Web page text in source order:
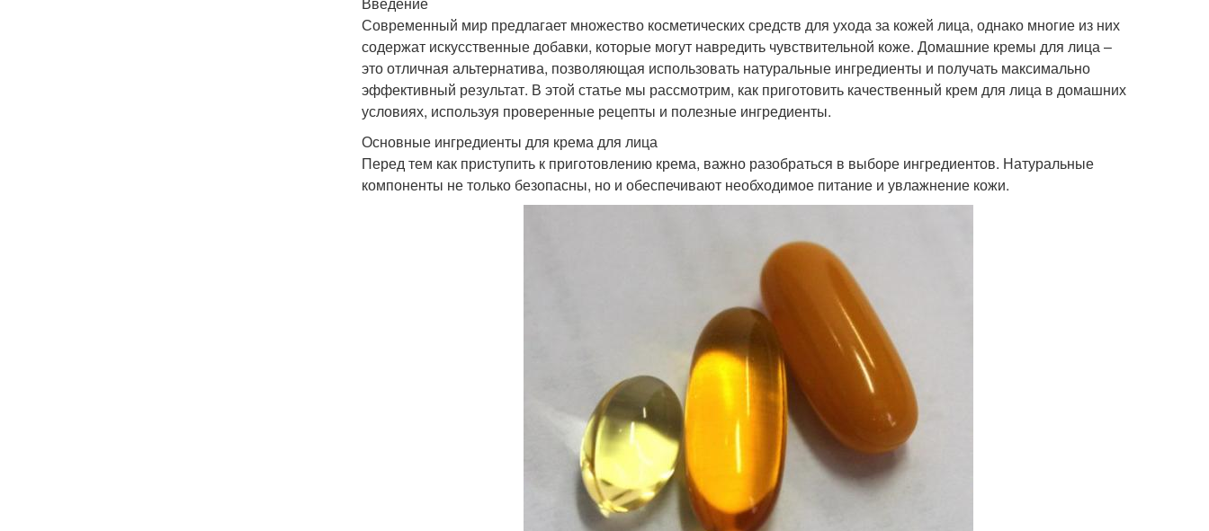
Современный мир предлагает множество косметических средств для ухода за кожей лица, однако многие из них
содержат искусственные добавки, которые могут навредить чувствительной коже. Домашние кремы для лица –
это отличная альтернатива, позволяющая использовать натуральные ингредиенты и получать максимально
эффективный результат. В этой статье мы рассмотрим, как приготовить качественный крем для лица в домашних
условиях, используя проверенные рецепты и полезные ингредиенты.
Основные ингредиенты для крема для лица
Перед тем как приступить к приготовлению крема, важно разобраться в выборе ингредиентов. Натуральные
компоненты не только безопасны, но и обеспечивают необходимое питание и увлажнение кожи.